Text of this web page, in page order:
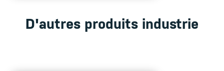
D'autres produits industrie